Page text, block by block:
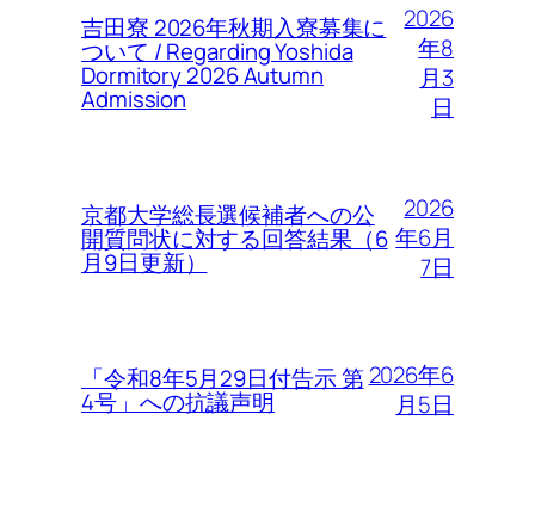
吉田寮 2026年秋期入寮募集に
ついて / Regarding Yoshida
Dormitory 2026 Autumn
Admission
2026
年8
月3
日
京都大学総長選候補者への公
開質問状に対する回答結果（6
月9日更新）
2026
年6月
7日
「令和8年5月29日付告示 第
4号」への抗議声明
2026年6
月5日